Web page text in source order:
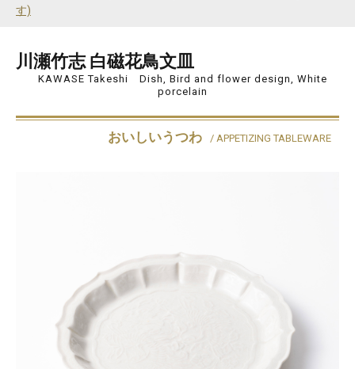
す)
川瀬竹志 白磁花鳥文皿
KAWASE Takeshi Dish, Bird and flower design, White
porcelain
おいしいうつわ / APPETIZING TABLEWARE